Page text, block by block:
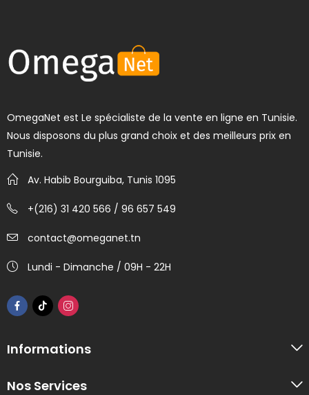
OmegaNet est Le spécialiste de la vente en ligne en Tunisie.
Nous disposons du plus grand choix et des meilleurs prix en
Tunisie.
Av. Habib Bourguiba, Tunis 1095
+(216) 31 420 566 / 96 657 549
contact@omeganet.tn
Lundi - Dimanche / 09H - 22H
Informations
Nos Services